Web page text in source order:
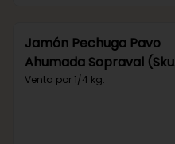
Jamón Pechuga Pavo
Ahumada Sopraval (Sku
114)
Venta por 1/4 kg.